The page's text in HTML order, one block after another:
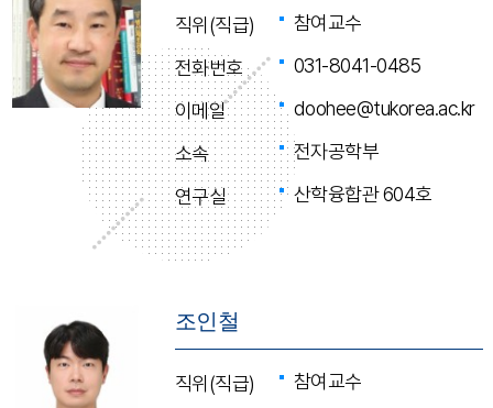
직위(직급)
참여교수
전화번호
031-8041-0485
이메일
doohee@tukorea.ac.kr
소속
전자공학부
연구실
산학융합관 604호
조인철
직위(직급)
참여교수